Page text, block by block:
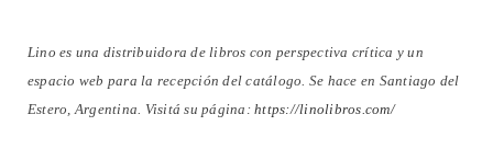
Lino es una distribuidora de libros con perspectiva crítica y un
espacio web para la recepción del catálogo. Se hace en Santiago del
Estero, Argentina. Visitá su página:https://linolibros.com/